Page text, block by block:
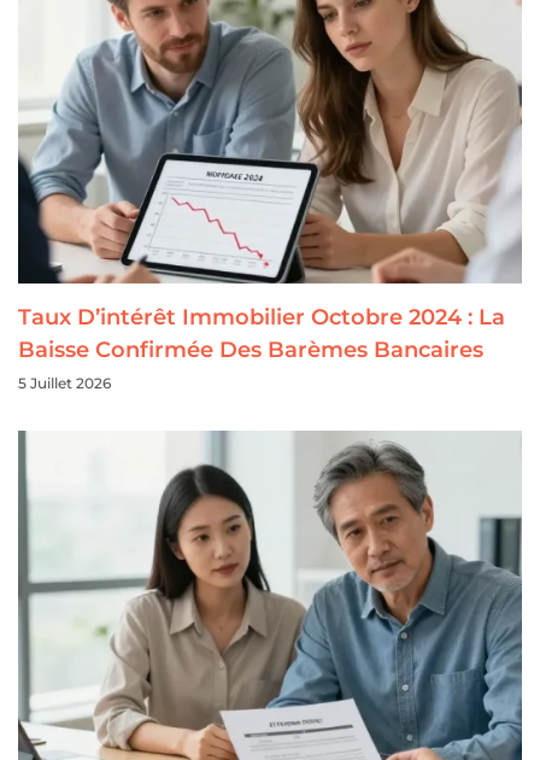
Taux D’intérêt Immobilier Octobre 2024 : La
Baisse Confirmée Des Barèmes Bancaires
5 Juillet 2026